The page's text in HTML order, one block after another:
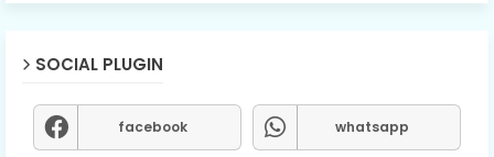
SOCIAL PLUGIN
facebook whatsapp